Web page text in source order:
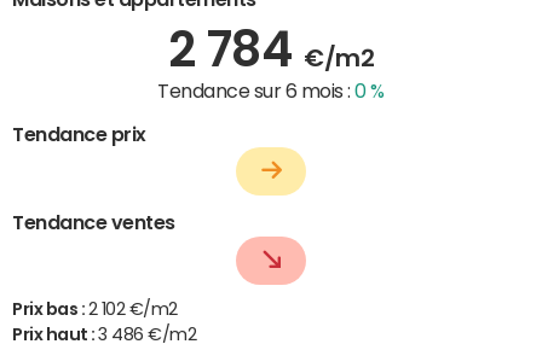
2 784 €/m2
Tendance sur 6 mois :0 %
Tendance prix
Tendance ventes
Prix bas : 2 102 €/m2
Prix haut :3 486 €/m2